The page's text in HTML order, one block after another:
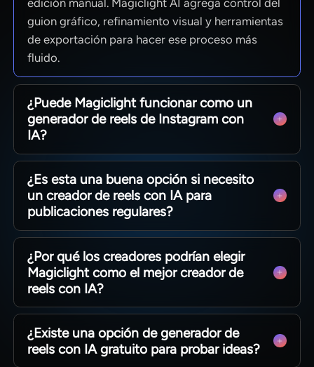
guion gráfico, refinamiento visual y herramientas
de exportación para hacer ese proceso más
fluido.
¿Puede Magiclight funcionar como un
generador de reels de Instagram con
IA?
Sí. Magiclight AI admite flujos de trabajo aptos
para vertical, subtítulos, portadas y
exportaciones pulidas, lo que lo hace útil como
un generador de reels de Instagram con IA para
contenido orientado a redes sociales.
¿Es esta una buena opción si necesito
un creador de reels con IA para
publicaciones regulares?
Para creadores que publican con frecuencia,
Magiclight AI funciona bien como un creador de
reels con IA al facilitar la construcción, el
refinamiento y la preparación de múltiples videos
cortos de manera más eficiente.
¿Por qué los creadores podrían elegir
Magiclight como el mejor creador de
reels con IA?
Su flujo de trabajo más amplio incluye edición de
guion gráfico, continuidad de personajes,
controles visuales y múltiples rutas de creación,
¿Existe una opción de generador de
reels con IA gratuito para probar ideas?